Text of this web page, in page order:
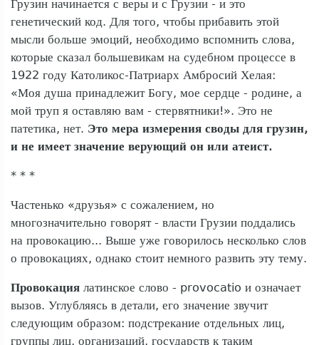
Грузин начинается с веры и с Грузии - и это
генетический код. Для того, чтобы прибавить этой
мысли больше эмоций, необходимо вспомнить слова,
которые сказал большевикам на судебном процессе в
1922 году Католикос-Патриарх Амбросий Хелая:
«Моя душа принадлежит Богу, мое сердце - родине, а
мой труп я оставляю вам - стервятники!». Это не
патетика, нет. Это мера измерения своды для грузин,
и не имеет значение верующий он или атеист.
* * *
Частенько «друзья» с сожалением, но
многозначительно говорят - власти Грузии поддались
на провокацию... Выше уже говорилось несколько слов
о провокациях, однако стоит немного развить эту тему.
Провокация латинское слово - provocatio и означает
вызов. Углубляясь в детали, его значение звучит
следующим образом: подстрекание отдельных лиц,
группы лиц, организаций, государств к таким